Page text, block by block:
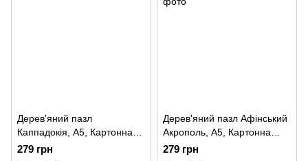
Дерев'яний пазл
Каппадокія, А5, Картонна
коробка
279 грн
Дерев'яний пазл Афінський
Акрополь, А5, Картонна
коробка
279 грн